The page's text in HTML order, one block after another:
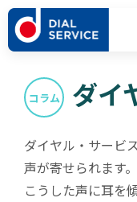
コラム ダイ
ダイヤル・サービ
声が寄せられます。
こうした声に耳を